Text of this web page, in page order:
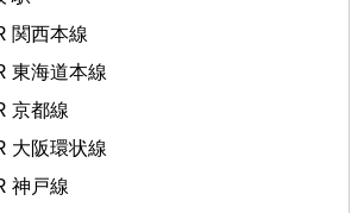
関西本線
東海道本線
京都線
大阪環状線
神戸線